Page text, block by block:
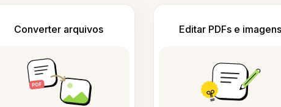
Converter arquivos Editar PDFs e imagens